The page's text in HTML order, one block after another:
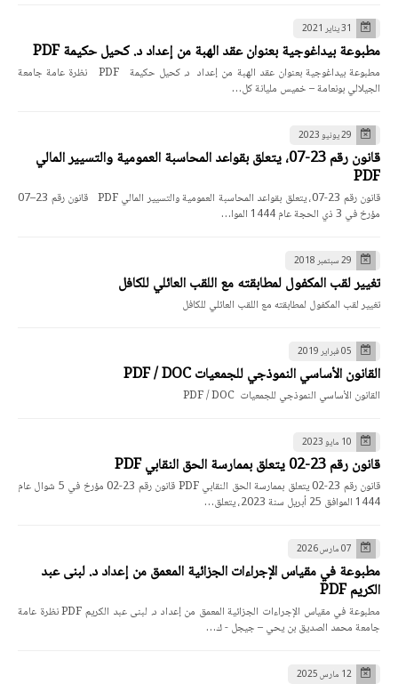
31 يناير 2021
مطبوعة بيداغوجية بعنوان عقد الهبة من إعداد د. كحيل حكيمة PDF
مطبوعة بيداغوجية بعنوان عقد الهبة من إعداد د. كحيل حكيمة PDF نظرة عامة جامعة
الجيلالي بونعامة – خميس مليانة كل…
29 يونيو 2023
قانون رقم 23-07، يتعلق بقواعد المحاسبة العمومية والتسيير المالي
PDF
قانون رقم 23-07، يتعلق بقواعد المحاسبة العمومية والتسيير المالي PDF قانون رقم 23–07
مؤرخ في 3 ذي الحجة عام 1444 الموا…
29 سبتمبر 2018
تغيير لقب المكفول لمطابقته مع اللقب العائلي للكافل
تغيير لقب المكفول لمطابقته مع اللقب العائلي للكافل
05 فبراير 2019
القانون الأساسي النموذجي للجمعيات PDF / DOC
القانون الأساسي النموذجي للجمعيات PDF / DOC
10 مايو 2023
قانون رقم 23-02 يتعلق بممارسة الحق النقابي PDF
قانون رقم 23-02 يتعلق بممارسة الحق النقابي PDF قانون رقم 23-02 مؤرخ في 5 شوال عام
1444 الموافق 25 أبريل سنة 2023، يتعلق…
07 مارس 2026
مطبوعة في مقياس الإجراءات الجزائية المعمق من إعداد د. لبنى عبد
الكريم PDF
مطبوعة في مقياس الإجراءات الجزائية المعمق من إعداد د. لبنى عبد الكريم PDF نظرة عامة
جامعة محمد الصديق بن يحي – جيجل - ك…
12 مارس 2025